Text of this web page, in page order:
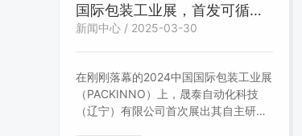
国际包装工业展，首发可循环
金属包装解决方案
新闻中心 / 2025-03-30
在刚刚落幕的2024中国国际包装工业展
（PACKINNO）上，晟泰自动化科技
（辽宁）有限公司首次展出其自主研发